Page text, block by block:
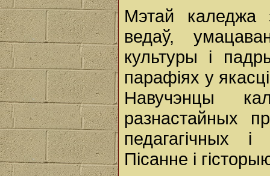
Мэтай каледжа
ведаў,
культуры і
парафіях у
Навучэнцы
разнастайных
педагагічных
Пісанне і